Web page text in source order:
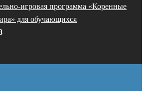
игровая программа «Коренные
для обучающихся